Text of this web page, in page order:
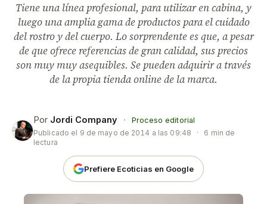
Tiene una línea profesional, para utilizar en cabina, y
luego una amplia gama de productos para el cuidado
del rostro y del cuerpo. Lo sorprendente es que, a pesar
de que ofrece referencias de gran calidad, sus precios
son muy muy asequibles. Se pueden adquirir a través
de la propia tienda online de la marca.
Por Jordi Company ·
Proceso editorial
Publicado el 9 de mayo de 2014 a las 09:48 ·
6 min de
lectura
Prefiere Ecoticias en Google